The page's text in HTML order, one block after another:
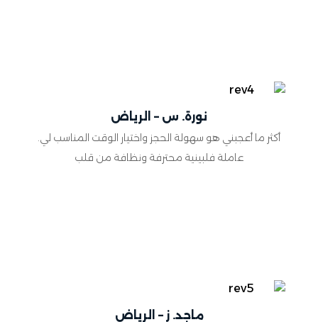
نورة. س – الرياض
أكثر ما أعجبني هو سهولة الحجز واختيار الوقت المناسب لي.
عاملة فلبينية محترفة ونظافة من قلب
ماجد. ز – الرياض